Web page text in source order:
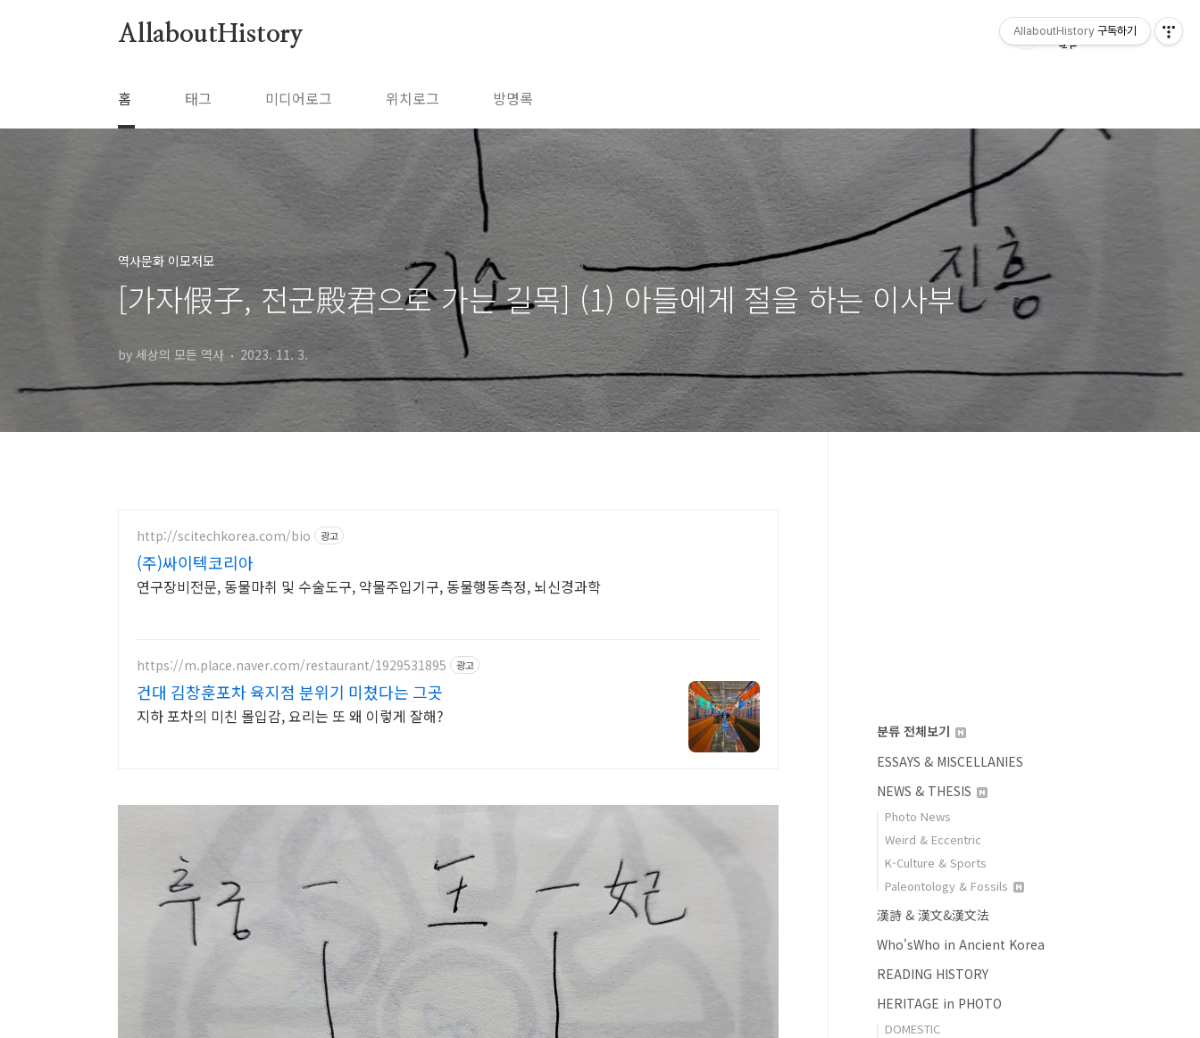
AllaboutHistory
홈 태그 미디어로그 위치로그 방명록
역사문화 이모저모
[가자假子, 전군殿君으로 가는 길목] (1) 아들에게 절을 하는 이사부
by 세상의 모든 역사 2023. 11. 3.
http://scitechkorea.com/bio 광고
(주)싸이텍코리아
연구장비전문, 동물마취 및 수술도구, 약물주입기구, 동물행동측정, 뇌신경과학
https://m.place.naver.com/restaurant/1929531895 광고
건대 김창훈포차 육지점 분위기 미쳤다는 그곳
지하 포차의 미친 몰입감, 요리는 또 왜 이렇게 잘해?
분류 전체보기
ESSAYS & MISCELLANIES
NEWS & THESIS
Photo News
Weird & Eccentric
K-Culture & Sports
Paleontology & Fossils
漢詩 & 漢文&漢文法
Who'sWho in Ancient Korea
READING HISTORY
HERITAGE in PHOTO
DOMESTIC
AllaboutHistory 구독하기